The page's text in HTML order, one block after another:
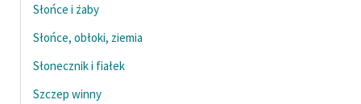
Słońce i żaby
Słońce, obłoki, ziemia
Słonecznik i fiałek
Szczep winny